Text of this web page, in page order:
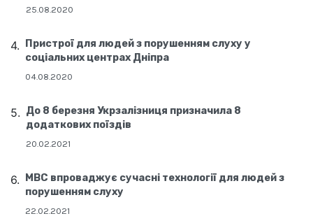
25.08.2020
Пристрої для людей з порушенням слуху у
соціальних центрах Дніпра
04.08.2020
До 8 березня Укрзалізниця призначила 8
додаткових поїздів
20.02.2021
МВС впроваджує сучасні технології для людей з
порушенням слуху
22.02.2021